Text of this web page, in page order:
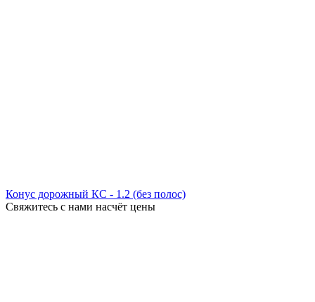
Конус дорожный КС - 1.2 (без полос)
Свяжитесь с нами насчёт цены